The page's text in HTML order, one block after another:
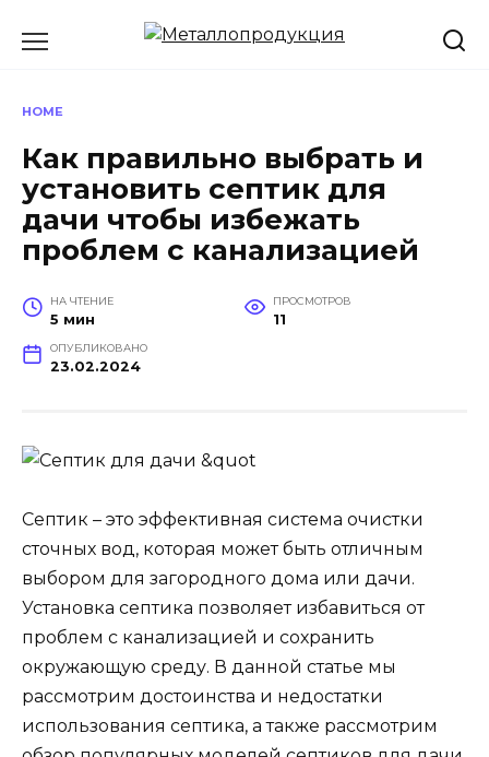
HOME
Как правильно выбрать и
установить септик для
дачи чтобы избежать
проблем с канализацией
НА ЧТЕНИЕ
5 мин
ПРОСМОТРОВ
11
ОПУБЛИКОВАНО
23.02.2024
Септик – это эффективная система очистки
сточных вод, которая может быть отличным
выбором для загородного дома или дачи.
Установка септика позволяет избавиться от
проблем с канализацией и сохранить
окружающую среду. В данной статье мы
рассмотрим достоинства и недостатки
использования септика, а также рассмотрим